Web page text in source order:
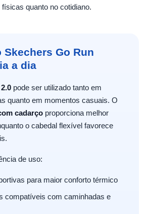
quanto no cotidiano.
Skechers Go Run
a dia
pode ser utilizado tanto em
quanto em momentos casuais. O
cadarço proporciona melhor
o cabedal flexível favorece
de uso:
para maior conforto térmico
compatíveis com caminhadas e